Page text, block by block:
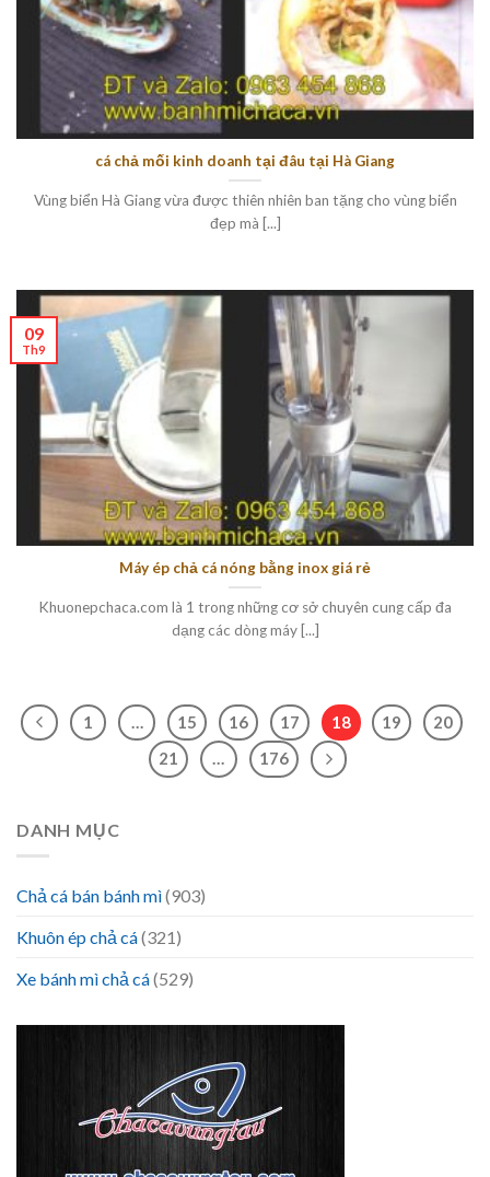
cá chả mối kinh doanh tại đâu tại Hà Giang
Vùng biển Hà Giang vừa được thiên nhiên ban tặng cho vùng biển
đẹp mà [...]
Máy ép chả cá nóng bằng inox giá rẻ
Khuonepchaca.com là 1 trong những cơ sở chuyên cung cấp đa
dạng các dòng máy [...]
09
Th9
1 15 16 17 18 19
20
21
… 176
DANH MỤC
Chả cá bán bánh mì(903)
Khuôn ép chả cá(321)
Xe bánh mì chả cá(529)